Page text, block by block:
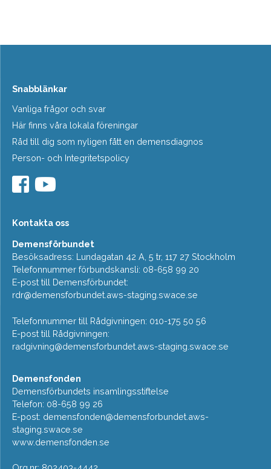
Snabblänkar
Vanliga frågor och svar
Här finns våra lokala föreningar
Råd till dig som nyligen fått en demensdiagnos
Person- och Integritetspolicy
Kontakta oss
Demensförbundet
Besöksadress: Lundagatan 42 A, 5 tr, 117 27 Stockholm
Telefonnummer förbundskansli: 08-658 99 20
E-post till Demensförbundet:
rdr@demensforbundet.aws-staging.swace.se
Telefonnummer till Rådgivningen: 010-175 50 56
E-post till Rådgivningen:
radgivning@demensforbundet.aws-staging.swace.se
Demensfonden
Demensförbundets insamlingsstiftelse
Telefon: 08-658 99 26
E-post: demensfonden@demensforbundet.aws-
staging.swace.se
www.demensfonden.se